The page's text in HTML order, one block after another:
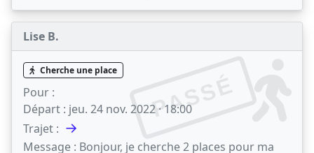
Lise B.
PASSÉ
Cherche une place
Pour :
Départ : jeu. 24 nov. 2022 · 18:00
Trajet : →
Message : Bonjour, je cherche 2 places pour ma